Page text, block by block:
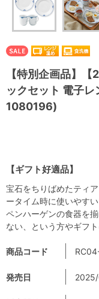
【特別企画品】
ックセット 電子
1080196)
【ギフト好適品】
商品コード
発売日
宝石をちりばめたティ
ータイム時に使いやす
ペンハーゲンの食器を
ない、という方やギフ